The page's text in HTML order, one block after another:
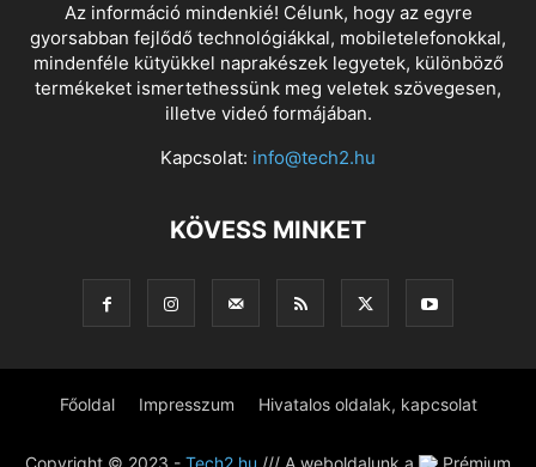
Az információ mindenkié! Célunk, hogy az egyre
gyorsabban fejlődő technológiákkal, mobiletelefonokkal,
mindenféle kütyükkel naprakészek legyetek, különböző
termékeket ismertethessünk meg veletek szövegesen,
illetve videó formájában.
Kapcsolat: info@tech2.hu
KÖVESS MINKET
Főoldal Impresszum Hivatalos oldalak, kapcsolat